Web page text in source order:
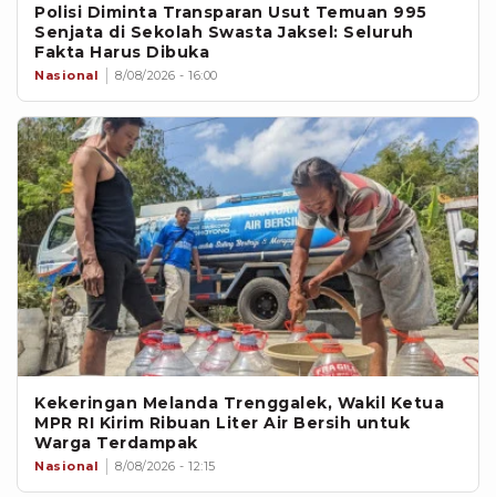
Polisi Diminta Transparan Usut Temuan 995
Senjata di Sekolah Swasta Jaksel: Seluruh
Fakta Harus Dibuka
Nasional 8/08/2026 - 16:00
Kekeringan Melanda Trenggalek, Wakil Ketua
MPR RI Kirim Ribuan Liter Air Bersih untuk
Warga Terdampak
Nasional 8/08/2026 - 12:15